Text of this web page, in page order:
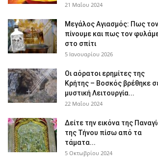
21 Μαΐου 2024
Μεγάλος Αγιασμός: Πως τον
πίνουμε και πως τον
στο σπίτι
5 Ιανουαρίου 2026
Οι αόρατοι ερημίτες της
Κρήτης – Βοσκός βρέθηκε
μυστική Λειτουργία...
22 Μαΐου 2024
Δείτε την εικόνα της
της Τήνου πίσω από τα
τάματα...
5 Οκτωβρίου 2024